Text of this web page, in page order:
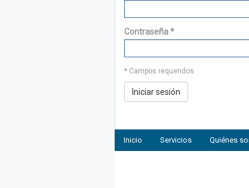
Contraseña*
* Campos requeridos
Inicio Servicios Quiénes